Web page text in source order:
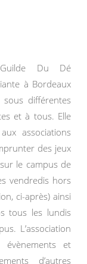
Du Dé
à Bordeaux
différentes
et à tous. Elle
associations
des jeux
le campus de
vendredis hors
ci-après) ainsi
tous les lundis
L’association
évènements et
d’autres